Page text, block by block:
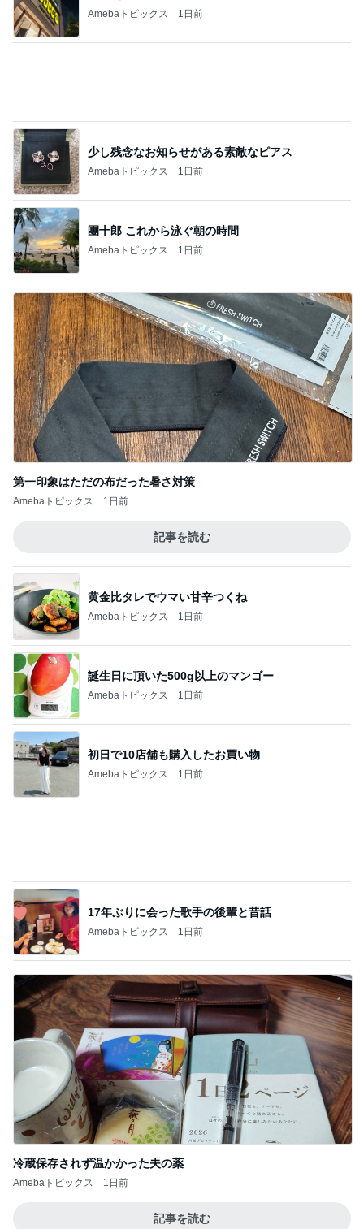
黄金比タレでウマい甘辛つくね
Amebaトピックス
誕生日に頂いた500g以上のマンゴー
Amebaトピックス 1日前
初日で10店舗も購入したお買い物
17年ぶりに会った歌手の後輩と昔話
Amebaトピックス 1日前
冷蔵保存されず温かかった夫の薬
Amebaトピックス
記事を読む
飲み過ぎて土産に持たされた物
大好きなフルーツで始まる夏の朝
2日前
モト 亡き父の誕生日は原爆の日
Amebaトピックス 1日前
多肉の水やりで禁物なタイミング
Amebaトピックス 1日前